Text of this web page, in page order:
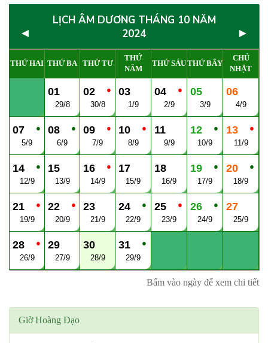
◄
LỊCH ÂM DƯƠNG THÁNG 10 NĂM
2024
►
THỨ HAI THỨ BA THỨ TƯ
THỨ
NĂM
THỨ SÁUTHỨ BẨY
CHỦ
NHẬT
01
29/8
●
02
30/8
03
1/9
●
04
2/9
05
3/9
06
4/9
●
07
5/9
●
08
6/9
●
09
7/9
●
10
8/9
11
9/9
●
12
10/9
●
13
11/9
●
14
12/9
15
13/9
●
16
14/9
17
15/9
18
16/9
●
19
17/9
●
20
18/9
●
21
19/9
●
22
20/9
23
21/9
●
24
22/9
●
25
23/9
●
26
24/9
27
25/9
●
28
26/9
29
27/9
30
28/9
●
31
29/9
Bấm vào ngày để xem chi tiết
Giờ Hoàng Đạo